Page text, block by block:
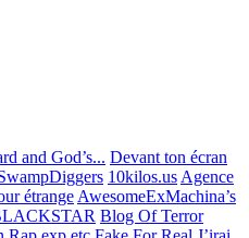
and God’s... Devant ton écran
10kilos.us Agence
étrange AwesomeExMachina’s
Blog Of Terror